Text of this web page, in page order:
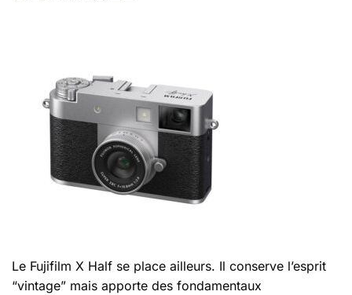
Le Fujifilm X Half se place ailleurs. Il conserve l’esprit
“vintage” mais apporte des fondamentaux